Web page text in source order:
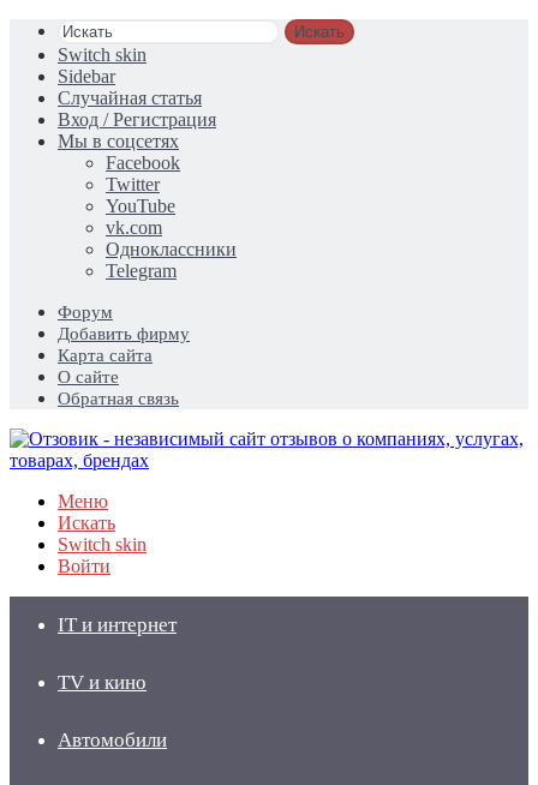
Искать
Switch skin
Sidebar
Случайная статья
Вход / Регистрация
Мы в соцсетях
Facebook
Twitter
YouTube
vk.com
Одноклассники
Telegram
Форум
Добавить фирму
Карта сайта
О сайте
Обратная связь
Меню
Искать
Switch skin
Войти
IT и интернет
TV и кино
Автомобили